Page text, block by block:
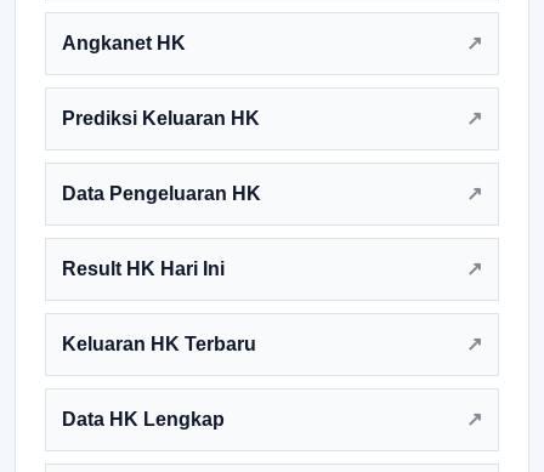
Angkanet HK
Prediksi Keluaran HK
Data Pengeluaran HK
Result HK Hari Ini
Keluaran HK Terbaru
Data HK Lengkap